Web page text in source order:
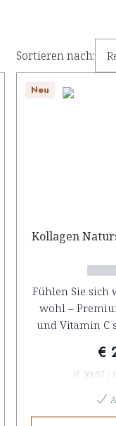
Sortieren nach:
Neu
Kollagen
Fühlen Sie sich
wohl –
und Vitamin C
€
(€ 99,67 /